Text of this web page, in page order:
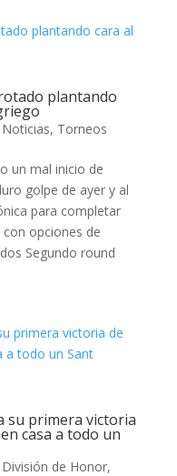
plantando
Noticias, Torneos
un mal inicio de
golpe de ayer y al
para completar
opciones de
Segundo round
su primera victoria
casa a todo un
División de Honor,